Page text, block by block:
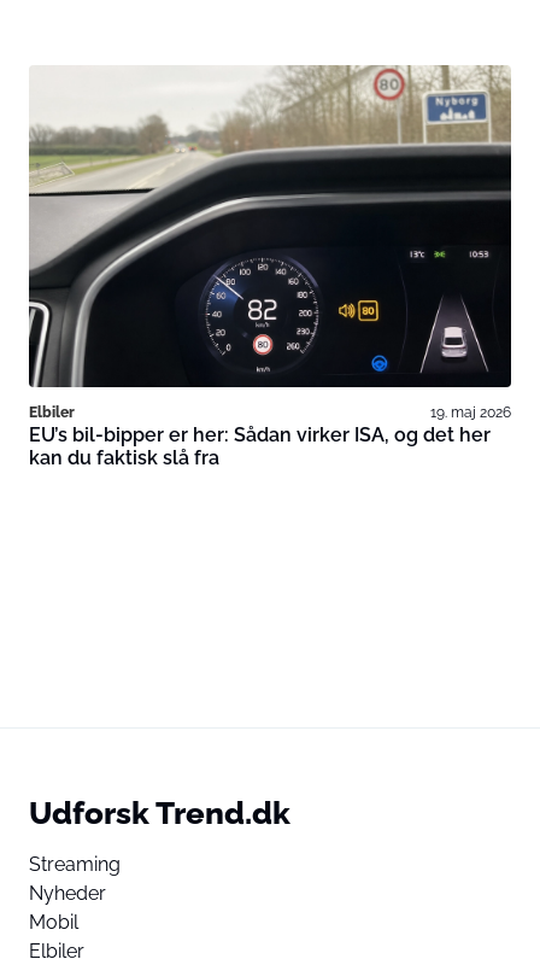
Elbiler 19. maj 2026
EU’s bil-bipper er her: Sådan virker ISA, og det her
kan du faktisk slå fra
Udforsk Trend.dk
Streaming
Nyheder
Mobil
Elbiler